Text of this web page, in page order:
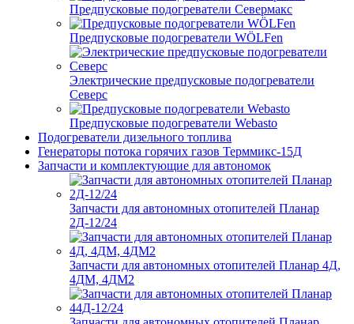
Предпусковые подогреватели Севермакс
Предпусковые подогреватели WÖLFen
Электрические предпусковые подогреватели
Северс
Предпусковые подогреватели Webasto
Подогреватели дизельного топлива
Генераторы потока горячих газов Терммикс-15Д
Запчасти и комплектующие для автономок
Запчасти для автономных отопителей Планар
2Д-12/24
Запчасти для автономных отопителей Планар 4Д,
4ДМ, 4ДМ2